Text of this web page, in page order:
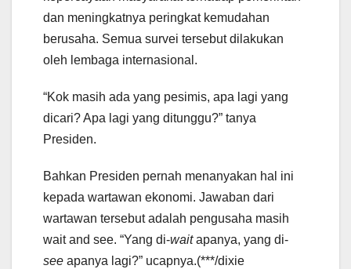
dan meningkatnya peringkat kemudahan
berusaha. Semua survei tersebut dilakukan
oleh lembaga internasional.
“Kok masih ada yang pesimis, apa lagi yang
dicari? Apa lagi yang ditunggu?” tanya
Presiden.
Bahkan Presiden pernah menanyakan hal ini
kepada wartawan ekonomi. Jawaban dari
wartawan tersebut adalah pengusaha masih
wait and see. “Yang di-waitapanya, yang di-
see apanya lagi?” ucapnya.(***/dixie